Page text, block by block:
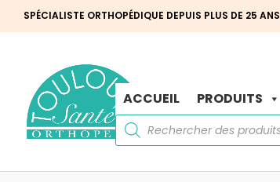
SPÉCIALISTE ORTHOPÉDIQUE DEPUIS PLUS DE 25 ANS
ACCUEIL PRODUITS
Recherche
de
produits